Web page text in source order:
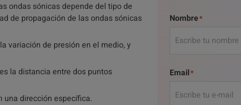
ondas sónicas depende del tipo de
de propagación de las ondas sónicas
variación de presión en el medio, y
la distancia entre dos puntos
una dirección específica.
Nombre
Email